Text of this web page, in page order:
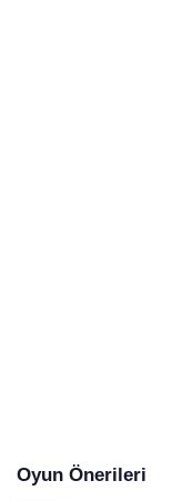
Oyun Önerileri